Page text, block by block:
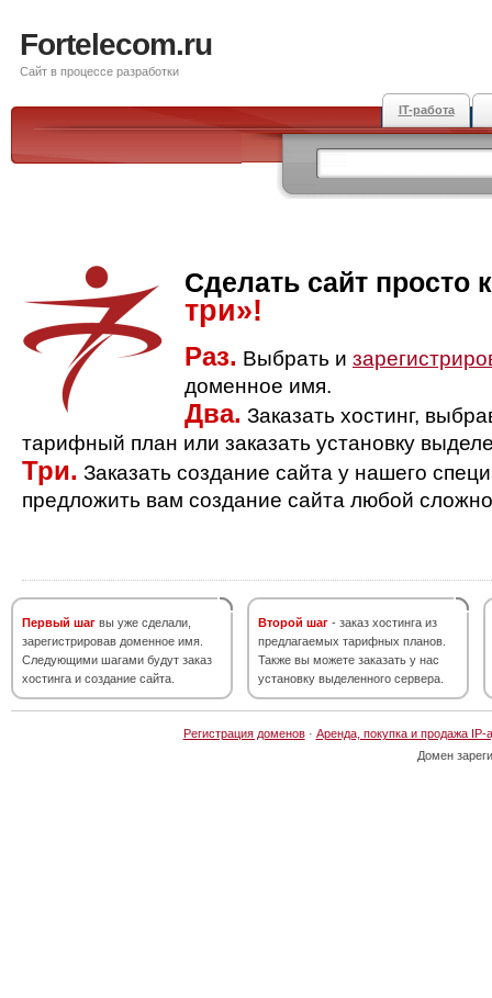
Fortelecom.ru
Сайт в процессе разработки
IT-работа
Сделать сайт просто
три»!
Раз. Выбрать и
доменное имя.
Два. Заказать хостинг,
тарифный план или заказать установку
Три. Заказать создание сайта у нашего
предложить вам создание сайта любой
Первый шаг вы уже сделали,
зарегистрировав доменное имя.
Следующими шагами будут заказ
хостинга и создание сайта.
Второй шаг - заказ хостинга из
предлагаемых тарифных планов.
Также вы можете заказать у нас
установку выделенного сервера.
Регистрация доменов· Аренда, покупка и продажа IP-
Домен